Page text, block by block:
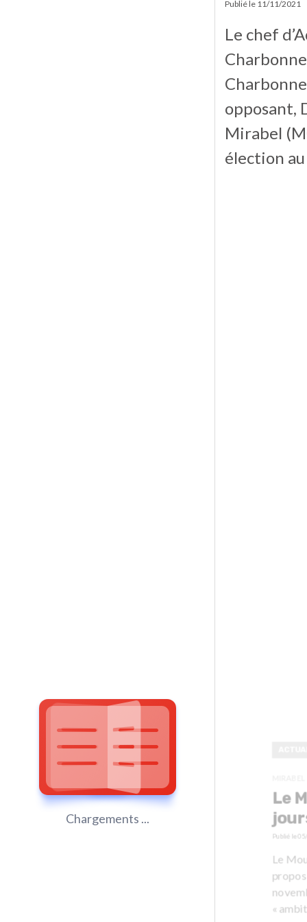
Chargements ...
Publié le 11/11/2021
Le chef
opposant,
Mirabel
élection
Le
Publié le
Le
«